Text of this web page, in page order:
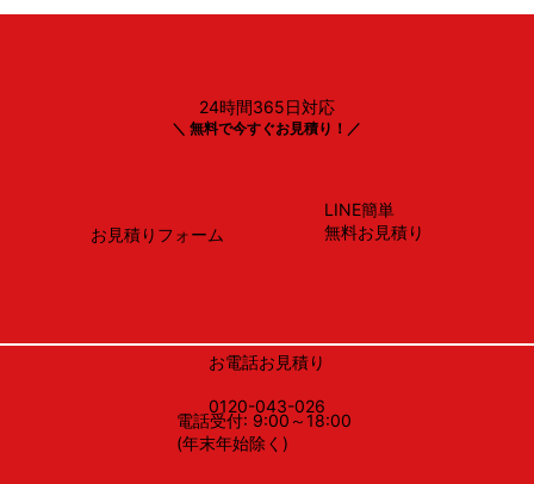
TOTO
LINE簡単
無料お見積り
0120-043-026
お電話お見積り
電話受付: 9:00～18:00
(年末年始除く)
お見積りフォーム
＼ 無料で今すぐお見積り！／
24時間365日対応